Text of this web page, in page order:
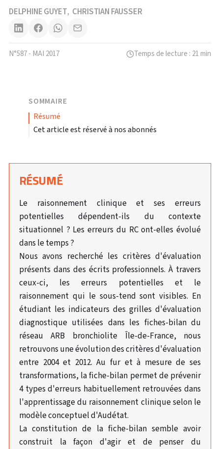
DELPHINE GUYET, CHRISTIAN FAUSSER
N°587 - MAI 2017 Temps de lecture : 21 min
SOMMAIRE
résumé
Cet article est réservé à nos abonnés
RÉSUMÉ
Le raisonnement clinique et ses erreurs
potentielles dépendent-ils du contexte
situationnel ? Les erreurs du RC ont-elles évolué
dans le temps ?
Nous avons recherché les critères d'évaluation
présents dans des écrits professionnels. À travers
ceux-ci, les erreurs potentielles et le
raisonnement qui le sous-tend sont visibles. En
étudiant les indicateurs des grilles d'évaluation
diagnostique utilisées dans les fiches-bilan du
réseau ARB bronchiolite Île-de-France, nous
retrouvons une évolution des critères d'évaluation
entre 2004 et 2012. Au fur et à mesure de ses
transformations, la fiche-bilan permet de prévenir
4 types d'erreurs habituellement retrouvées dans
l'apprentissage du raisonnement clinique selon le
modèle conceptuel d'Audétat.
La constitution de la fiche-bilan semble avoir
construit la façon d'agir et de penser du